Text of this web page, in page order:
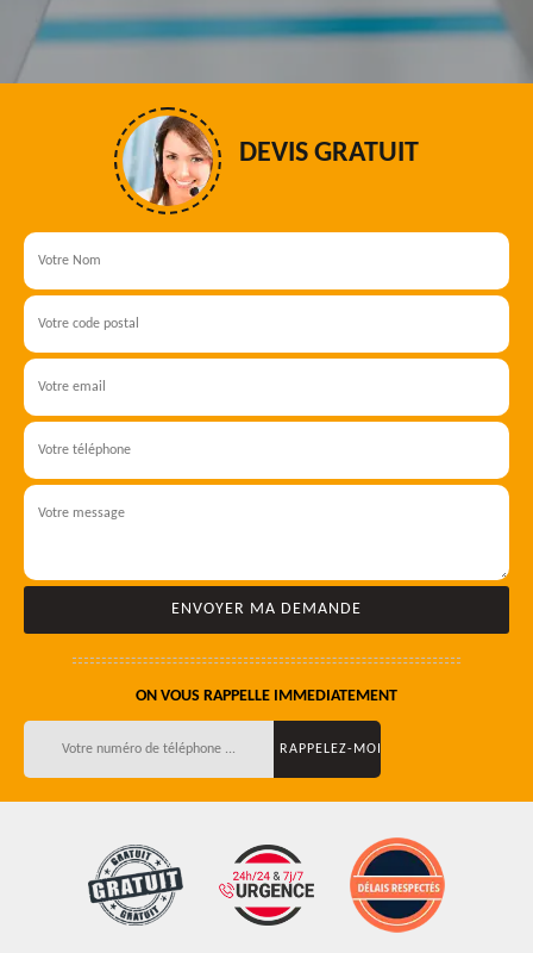
DEVIS GRATUIT
ON VOUS RAPPELLE IMMEDIATEMENT